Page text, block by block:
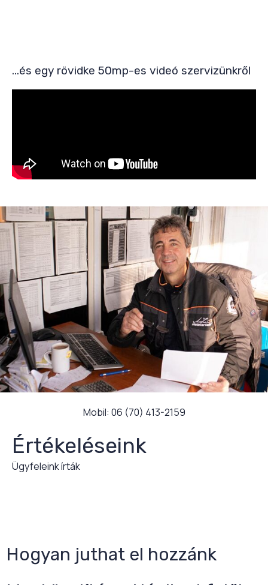
...és egy rövidke 50mp-es videó szervizünkről
Mobil: 06 (70) 413-2159
Értékeléseink
Ügyfeleink írták
Hogyan juthat el hozzánk